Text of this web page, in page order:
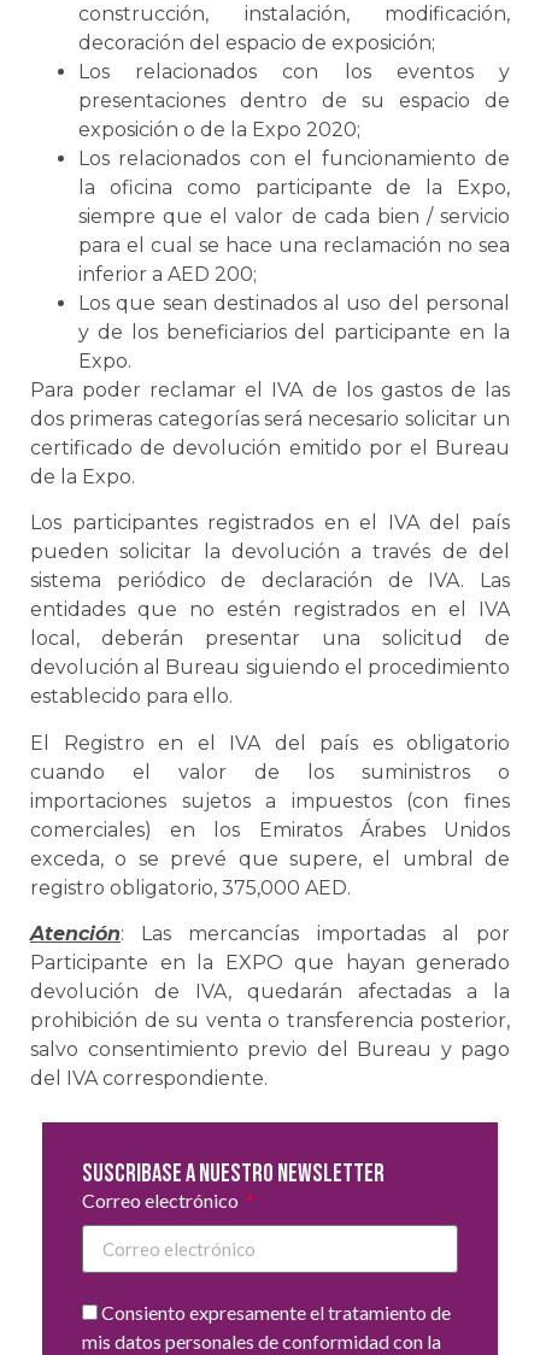
construcción, instalación, modificación,
decoración del espacio de exposición;
Los relacionados con los eventos y
presentaciones dentro de su espacio de
exposición o de la Expo 2020;
Los relacionados con el funcionamiento de
la oficina como participante de la Expo,
siempre que el valor de cada bien / servicio
para el cual se hace una reclamación no sea
inferior a AED 200;
Los que sean destinados al uso del personal
y de los beneficiarios del participante en la
Expo.
Para poder reclamar el IVA de los gastos de las
dos primeras categorías será necesario solicitar un
certificado de devolución emitido por el Bureau
de la Expo.
Los participantes registrados en el IVA del país
pueden solicitar la devolución a través de del
sistema periódico de declaración de IVA. Las
entidades que no estén registrados en el IVA
local, deberán presentar una solicitud de
devolución al Bureau siguiendo el procedimiento
establecido para ello.
El Registro en el IVA del país es obligatorio
cuando el valor de los suministros o
importaciones sujetos a impuestos (con fines
comerciales) en los Emiratos Árabes Unidos
exceda, o se prevé que supere, el umbral de
registro obligatorio, 375,000 AED.
Atención: Las mercancías importadas al por
Participante en la EXPO que hayan generado
devolución de IVA, quedarán afectadas a la
prohibición de su venta o transferencia posterior,
salvo consentimiento previo del Bureau y pago
del IVA correspondiente.
Suscribase a nuestro newsletter
Correo electrónico
Consiento expresamente el tratamiento de
mis datos personales de conformidad con la